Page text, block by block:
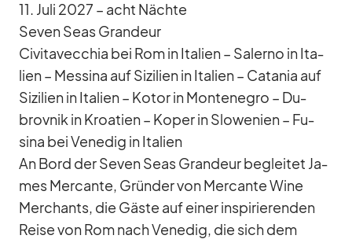
11. Juli 2027 – acht Nächte
Se­ven Seas Gran­deur
Ci­vi­ta­vec­chia bei Rom in Ita­lien – Sa­lerno in Ita­
lien – Mes­sina auf Si­zi­lien in Ita­lien – Ca­ta­nia auf
Si­zi­lien in Ita­lien – Ko­tor in Mon­te­ne­gro – Du­
brov­nik in Kroa­tien – Ko­per in Slo­we­nien – Fu­
sina bei Ve­ne­dig in Ita­lien
An Bord der Se­ven Seas Gran­deur be­glei­tet Ja­
mes Mer­cante, Grün­der von Mer­cante Wine
Mer­chants, die Gäste auf ei­ner in­spi­rie­ren­den
Reise von Rom nach Ve­ne­dig, die sich dem